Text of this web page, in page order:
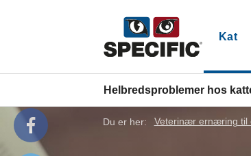
Kat
Helbredsproblemer hos
Du er her: Veterinær ernæring til